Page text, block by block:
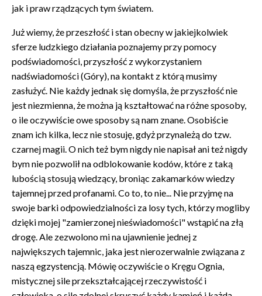
jak i praw rządzących tym światem.
Już wiemy, że przeszłość i stan obecny w jakiejkolwiek
sferze ludzkiego działania poznajemy przy pomocy
podświadomości, przyszłość z wykorzystaniem
nadświadomości (Góry), na kontakt z którą musimy
zasłużyć. Nie każdy jednak się domyśla, że przyszłość nie
jest niezmienna, że można ją kształtować na różne sposoby,
o ile oczywiście owe sposoby są nam znane. Osobiście
znam ich kilka, lecz nie stosuję, gdyż przynależą do tzw.
czarnej magii. O nich też bym nigdy nie napisał ani też nigdy
bym nie pozwolił na odblokowanie kodów, które z taką
lubością stosują wiedzący, broniąc zakamarków wiedzy
tajemnej przed profanami. Co to, to nie... Nie przyjmę na
swoje barki odpowiedzialności za losy tych, którzy mogliby
dzięki mojej "zamierzonej nieświadomości" wstąpić na złą
drogę. Ale zezwolono mi na ujawnienie jednej z
największych tajemnic, jaka jest nierozerwalnie związana z
naszą egzystencją. Mówię oczywiście o Kręgu Ognia,
mistycznej sile przekształcającej rzeczywistość i